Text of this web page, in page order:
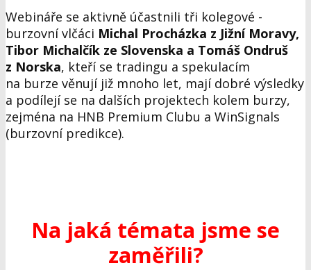
Webináře se aktivně účastnili tři kolegové -
burzovní vlčáci Michal Procházka z Jižní Moravy,
Tibor Michalčík ze Slovenska a Tomáš Ondruš
z Norska, kteří se tradingu a spekulacím
na burze věnují již mnoho let, mají dobré výsledky
a podílejí se na dalších projektech kolem burzy,
zejména na HNB Premium Clubu a WinSignals
(burzovní predikce).
Na jaká témata jsme se
zaměřili?